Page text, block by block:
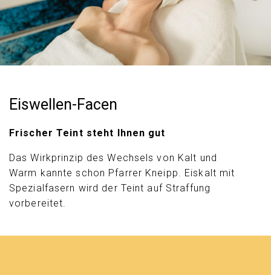
Eiswellen-Facen
Frischer Teint steht Ihnen gut
Das Wirkprinzip des Wechsels von Kalt und
Warm kannte schon Pfarrer Kneipp. Eiskalt mit
Spezialfasern wird der Teint auf Straffung
vorbereitet.